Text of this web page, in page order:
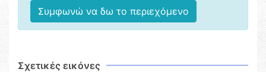
Συμφωνώ να δω το περιεχόμενο
Σχετικές εικόνες